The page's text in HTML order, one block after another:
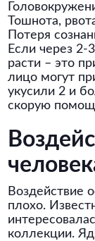
Тошнота,
Потеря
Если через 2-
расти – это
лицо могут
укусили 2 и
скорую
Воздействие
плохо.
коллекции.